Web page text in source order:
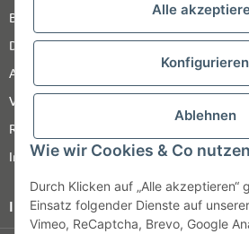
Alle
Konfigurieren
Ablehnen
Wie wir Cookies & Co nutzen
Durch Klicken auf „Alle akzeptieren“
Einsatz folgender Dienste auf
Vimeo, ReCaptcha, Brevo, Google
Barrierefreiheitserklärung
Datenschutz
AGB
Versandinformationen
Retour
Impressum
Informationen